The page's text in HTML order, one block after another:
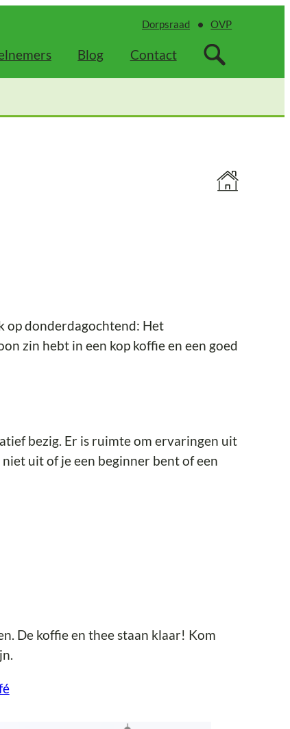
Dorpsraad OVP
Blog Contact
op donderdagochtend: Het
zin hebt in een kop koffie en een goed
bezig. Er is ruimte om ervaringen uit
uit of je een beginner bent of een
De koffie en thee staan klaar! Kom